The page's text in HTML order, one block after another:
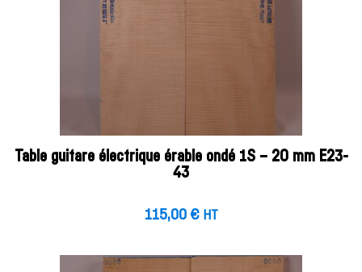
Table guitare électrique érable ondé 1S – 20 mm E23-
43
115,00 € HT